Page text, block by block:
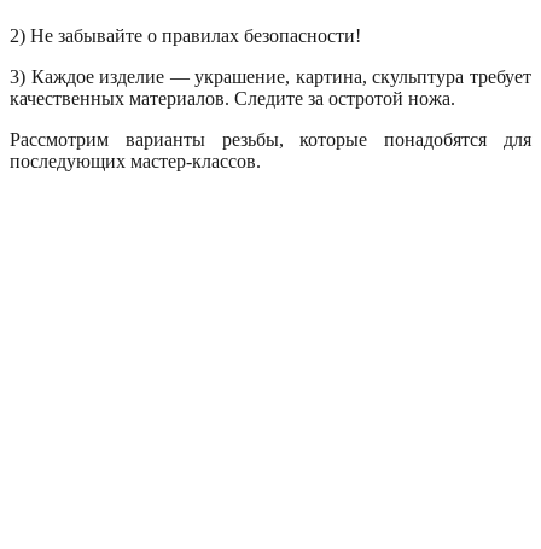
2) Не забывайте о правилах безопасности!
3) Каждое изделие — украшение, картина, скульптура требует
качественных материалов. Следите за остротой ножа.
Рассмотрим варианты резьбы, которые понадобятся для
последующих мастер-классов.